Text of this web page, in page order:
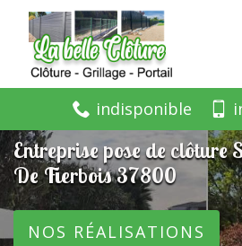
indisponible
Entreprise pose de clôture
De Fierbois 37800
NOS RÉALISATIONS